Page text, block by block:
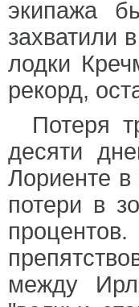
экипажа
захватили
лодки
рекорд,
Потеря
десяти
Лориенте в
потери в
между